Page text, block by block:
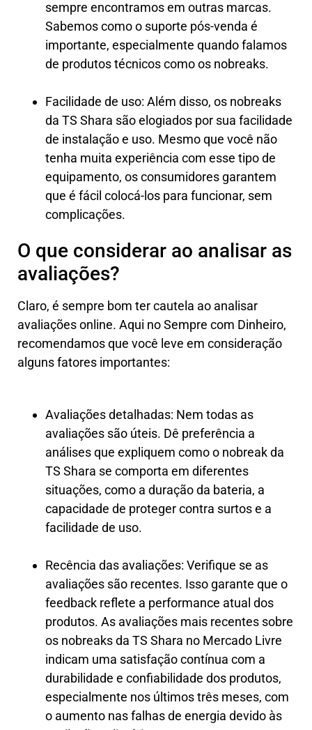
sempre encontramos em outras marcas.
Sabemos como o suporte pós-venda é
importante, especialmente quando falamos
de produtos técnicos como os nobreaks.
Facilidade de uso: Além disso, os nobreaks
da TS Shara são elogiados por sua facilidade
de instalação e uso. Mesmo que você não
tenha muita experiência com esse tipo de
equipamento, os consumidores garantem
que é fácil colocá-los para funcionar, sem
complicações.
O que considerar ao analisar as
avaliações?
Claro, é sempre bom ter cautela ao analisar
avaliações online. Aqui no Sempre com Dinheiro,
recomendamos que você leve em consideração
alguns fatores importantes:
Avaliações detalhadas: Nem todas as
avaliações são úteis. Dê preferência a
análises que expliquem como o nobreak da
TS Shara se comporta em diferentes
situações, como a duração da bateria, a
capacidade de proteger contra surtos e a
facilidade de uso.
Recência das avaliações: Verifique se as
avaliações são recentes. Isso garante que o
feedback reflete a performance atual dos
produtos. As avaliações mais recentes sobre
os nobreaks da TS Shara no Mercado Livre
indicam uma satisfação contínua com a
durabilidade e confiabilidade dos produtos,
especialmente nos últimos três meses, com
o aumento nas falhas de energia devido às